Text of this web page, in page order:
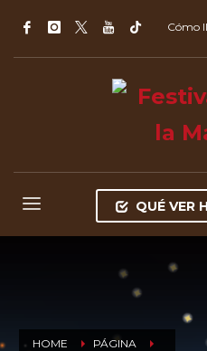
Cómo
QUÉ VER
HOME PÁGINA